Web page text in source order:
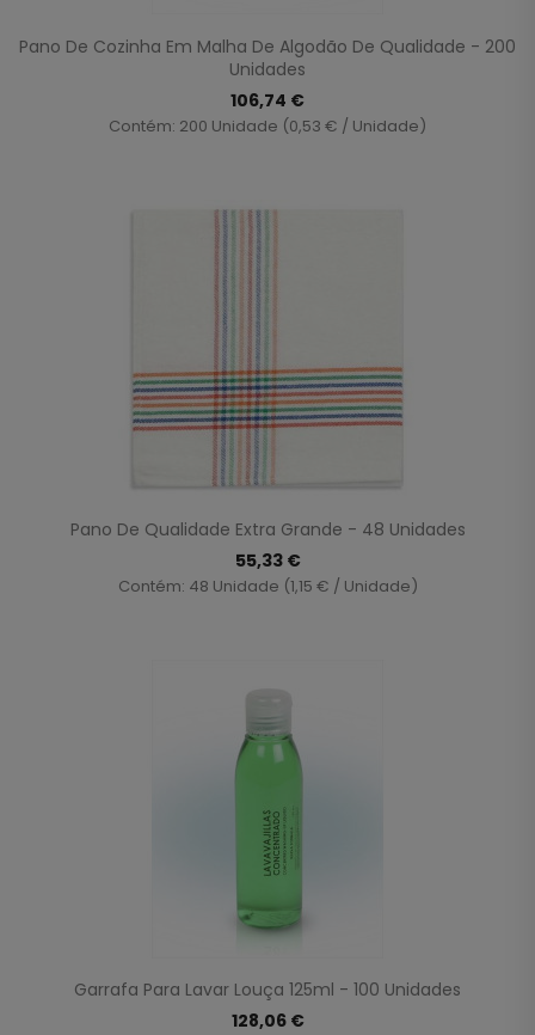
Pano De Cozinha Em Malha De Algodão De Qualidade - 200
Unidades
106,74 €
Contém: 200 Unidade (0,53 € / Unidade)
Pano De Qualidade Extra Grande - 48 Unidades
55,33 €
Contém: 48 Unidade (1,15 € / Unidade)
Garrafa Para Lavar Louça 125ml - 100 Unidades
128,06 €